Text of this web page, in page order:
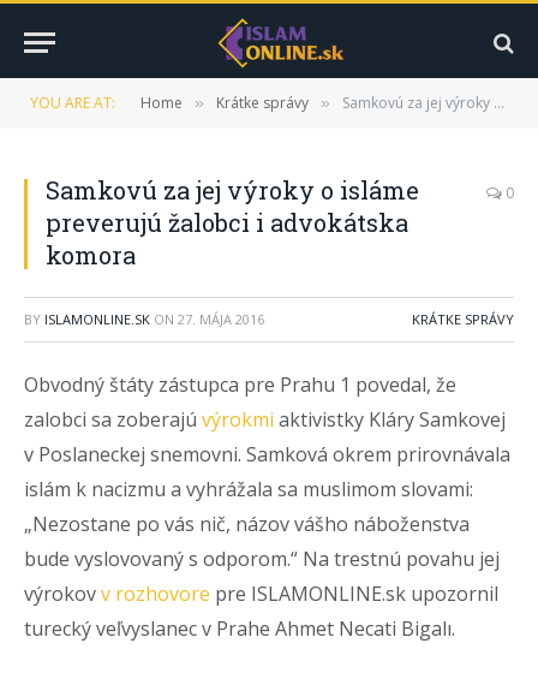
YOU ARE AT: Home » Krátke správy » Samkovú za jej výroky o isláme preverujú žalobci i advokátska komora
Samkovú za jej výroky o isláme
preverujú žalobci i advokátska
komora
0
BY ISLAMONLINE.SK ON 27. MÁJA 2016 KRÁTKE SPRÁVY
Obvodný štáty zástupca pre Prahu 1 povedal, že
zalobci sa zoberajú výrokmi aktivistky Kláry Samkovej
v Poslaneckej snemovni. Samková okrem prirovnávala
islám k nacizmu a vyhrážala sa muslimom slovami:
„Nezostane po vás nič, názov vášho náboženstva
bude vyslovovaný s odporom.“ Na trestnú povahu jej
výrokovv rozhovore pre ISLAMONLINE.sk upozornil
turecký veľvyslanec v Prahe Ahmet Necati Bigalı.